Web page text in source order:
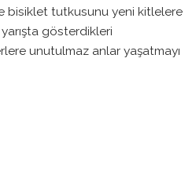
bisiklet tutkusunu yeni kitlelere
yarışta gösterdikleri
unutulmaz anlar yaşatmayı